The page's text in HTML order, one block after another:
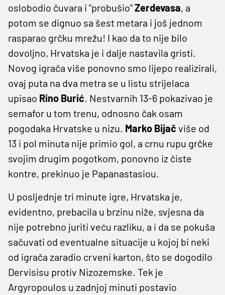
oslobodio čuvara i "probušio"Zerdevasa, a
potom se dignuo sa šest metara i još jednom
rasparao grčku mrežu! I kao da to nije bilo
dovoljno, Hrvatska je i dalje nastavila gristi.
Novog igrača više ponovno smo lijepo realizirali,
ovaj puta na dva metra se u listu strijelaca
upisao Rino Burić . Nestvarnih 13-6 pokazivao je
semafor u tom trenu, odnosno čak osam
pogodaka Hrvatske u nizu. Marko Bijač više od
13 i pol minuta nije primio gol, a crnu rupu grčke
svojim drugim pogotkom, ponovno iz čiste
kontre, prekinuo je Papanastasiou.
U posljednje tri minute igre, Hrvatska je,
evidentno, prebacila u brzinu niže, svjesna da
nije potrebno juriti veću razliku, a i da se pokuša
sačuvati od eventualne situacije u kojoj bi neki
od igrača zaradio crveni karton, što se dogodilo
Dervisisu protiv Nizozemske. Tek je
Argyropoulos u zadnjoj minuti postavio